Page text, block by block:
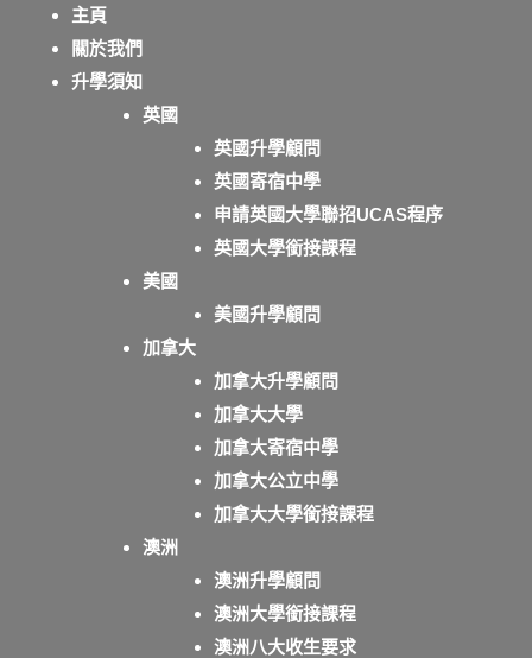
主頁
關於我們
升學須知
英國
英國升學顧問
英國寄宿中學
申請英國大學聯招UCAS程序
英國大學銜接課程
美國
美國升學顧問
加拿大
加拿大升學顧問
加拿大大學
加拿大寄宿中學
加拿大公立中學
加拿大大學銜接課程
澳洲
澳洲升學顧問
澳洲大學銜接課程
澳洲八大收生要求